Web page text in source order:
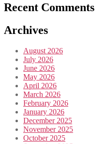
Recent Comments
Archives
August 2026
July 2026
June 2026
May 2026
April 2026
March 2026
February 2026
January 2026
December 2025
November 2025
October 2025